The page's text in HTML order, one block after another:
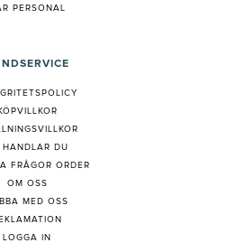
PERSONAL
HANDLAR DU
FRÅGOR ORDER
OM OSS
MED OSS
LOGGA IN